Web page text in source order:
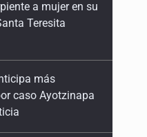
más
caso Ayotzinapa
preparado para
unilateral de